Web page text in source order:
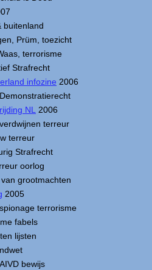
buitenland
Prüm, toezicht
terrorisme
Strafrecht
infozine 2006
NL
2006
terreur
terreur
Strafrecht
oorlog
grootmachten
2005
terrorisme
fabels
lijsten
bewijs